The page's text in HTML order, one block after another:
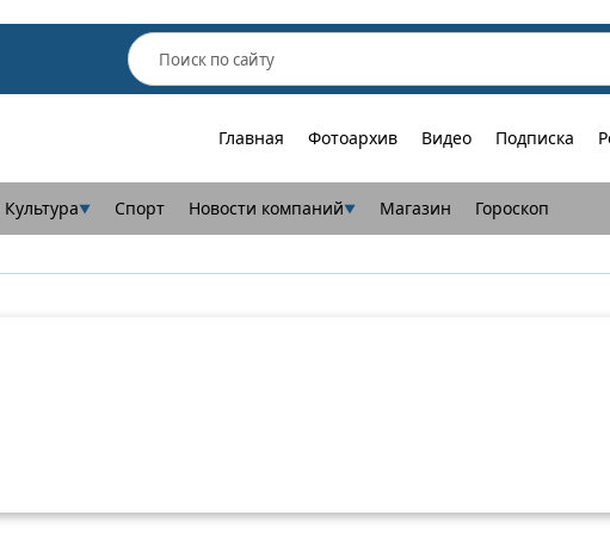
Главная Фотоархив Видео Подписка
Культура▼ Спорт Новости компаний▼ Магазин Гороскоп